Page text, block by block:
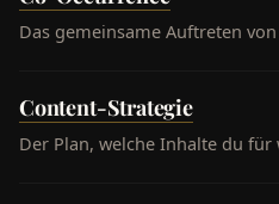
Das gemeinsame Auftreten
Content-Strategie
Der Plan, welche Inhalte du für